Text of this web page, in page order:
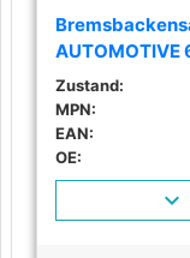
AUTOMOTIVE
Zustand:
MPN:
EAN:
OE: